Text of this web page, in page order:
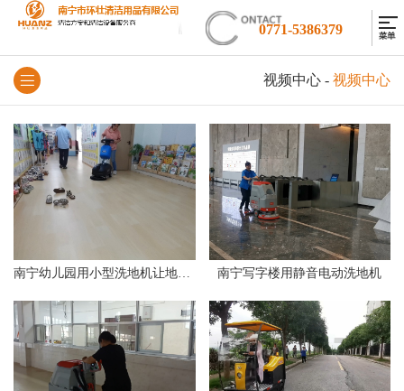
0771-5386379
视频中心 - 视频中心
南宁幼儿园用小型洗地机让地面变得干净卫生 南宁写字楼用静音电动洗地机